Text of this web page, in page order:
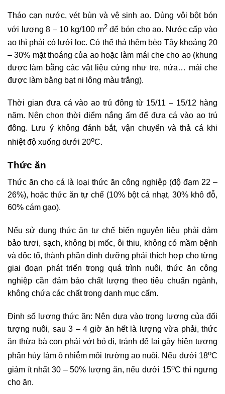
Tháo cạn nước, vét bùn và vệ sinh ao. Dùng vôi bột bón
với lượng 8 – 10 kg/100 m2để bón cho ao. Nước cấp vào
ao thì phải có lưới lọc. Có thể thả thêm bèo Tây khoảng 20
– 30% mặt thoáng của ao hoặc làm mái che cho ao (khung
được làm bằng các vật liệu cứng như tre, nứa… mái che
được làm bằng bạt ni lông màu trắng).
Thời gian đưa cá vào ao trú đông từ 15/11 – 15/12 hàng
năm. Nên chọn thời điểm nắng ấm để đưa cá vào ao trú
đông. Lưu ý không đánh bắt, vận chuyển và thả cá khi
nhiệt độ xuống dưới 20oC.
Thức ăn
Thức ăn cho cá là loại thức ăn công nghiệp (độ đạm 22 –
26%), hoặc thức ăn tự chế (10% bột cá nhạt, 30% khô đỗ,
60% cám gạo).
Nếu sử dụng thức ăn tự chế biến nguyên liệu phải đảm
bảo tươi, sạch, không bị mốc, ôi thiu, không có mầm bệnh
và độc tố, thành phần dinh dưỡng phải thích hợp cho từng
giai đoạn phát triển trong quá trình nuôi, thức ăn công
nghiệp cần đảm bảo chất lượng theo tiêu chuẩn ngành,
không chứa các chất trong danh mục cấm.
Định số lượng thức ăn: Nên dựa vào trọng lượng của đối
tượng nuôi, sau 3 – 4 giờ ăn hết là lượng vừa phải, thức
ăn thừa bà con phải vớt bỏ đi, tránh để lại gây hiện tượng
phân hủy làm ô nhiễm môi trường ao nuôi. Nếu dưới 18oC
giảm ít nhất 30 – 50% lượng ăn, nếu dưới 15oC thì ngưng
cho ăn.